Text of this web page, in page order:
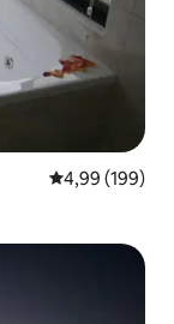
Gemiddelde
4,99 (199)